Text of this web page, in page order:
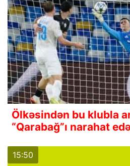
Ölkəsindən bu klubla
“Qarabağ”ı narahat
15:50